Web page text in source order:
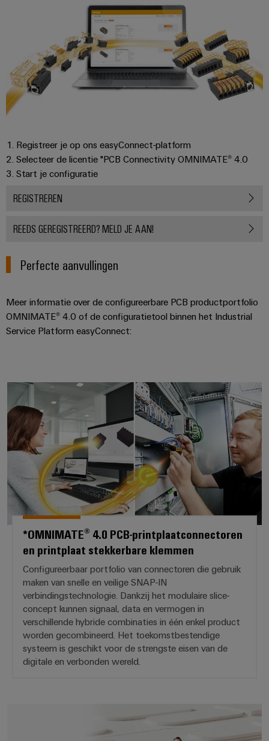
Praktische
verbindingstechniek
voor je industrie.
Onze Industrial
Connectivity
innovaties.
engineering van
het volgende
niveau - intuïtief,
1. Registreer je op ons easyConnect-platform
2. Selecteer de licentie "PCB Connectivity OMNIMATE® 4.0
3. Start je configuratie
REGISTREREN
REEDS GEREGISTREERD? MELD JE AAN!
Perfecte aanvullingen
Meer informatie over de configureerbare PCB productportfolio
OMNIMATE® 4.0 of de configuratietool binnen het Industrial
Service Platform easyConnect:
*OMNIMATE® 4.0 PCB-
*OMNIMATE® 4.0 PCB-printplaatconnectoren
en printplaat stekkerbare klemmen
Configureerbaar portfolio van connectoren die gebruik
maken van snelle en veilige SNAP-IN
verbindingstechnologie. Dankzij het modulaire slice-
concept kunnen signaal, data en vermogen in
verschillende hybride combinaties in één enkel product
worden gecombineerd. Het toekomstbestendige
systeem is geschikt voor de strengste eisen van de
digitale en verbonden wereld.
easyConnect - uw industriële